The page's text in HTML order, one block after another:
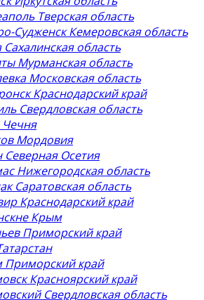
Тверская область
Судженск Кемеровская область
область
Мурманская область
Московская область
Краснодарский край
Свердловская область
Чечня
Мордовия
Осетия
Нижегородская область
Саратовская область
Краснодарский край
Крым
Приморский край
Приморский край
Красноярский край
Свердловская область